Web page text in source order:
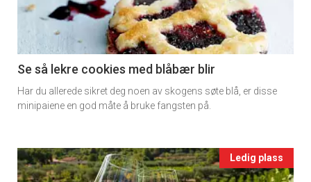
-
section
11
Ukens
Se så lekre cookies med blåbær blir
Har du allerede sikret deg noen av skogens søte blå, er disse
minipaiene en god måte å bruke fangsten på.
Events
Ledig plass